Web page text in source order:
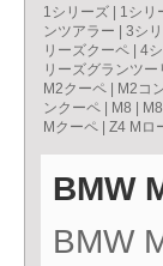
1シリーズ 1シリ
ンツアラー
3シ
リーズクーペ
4
リーズグランツー
M2クーペ
M2コ
ンクーペ
M8
Mクーペ
Z4 Mロ
BMW
BMW